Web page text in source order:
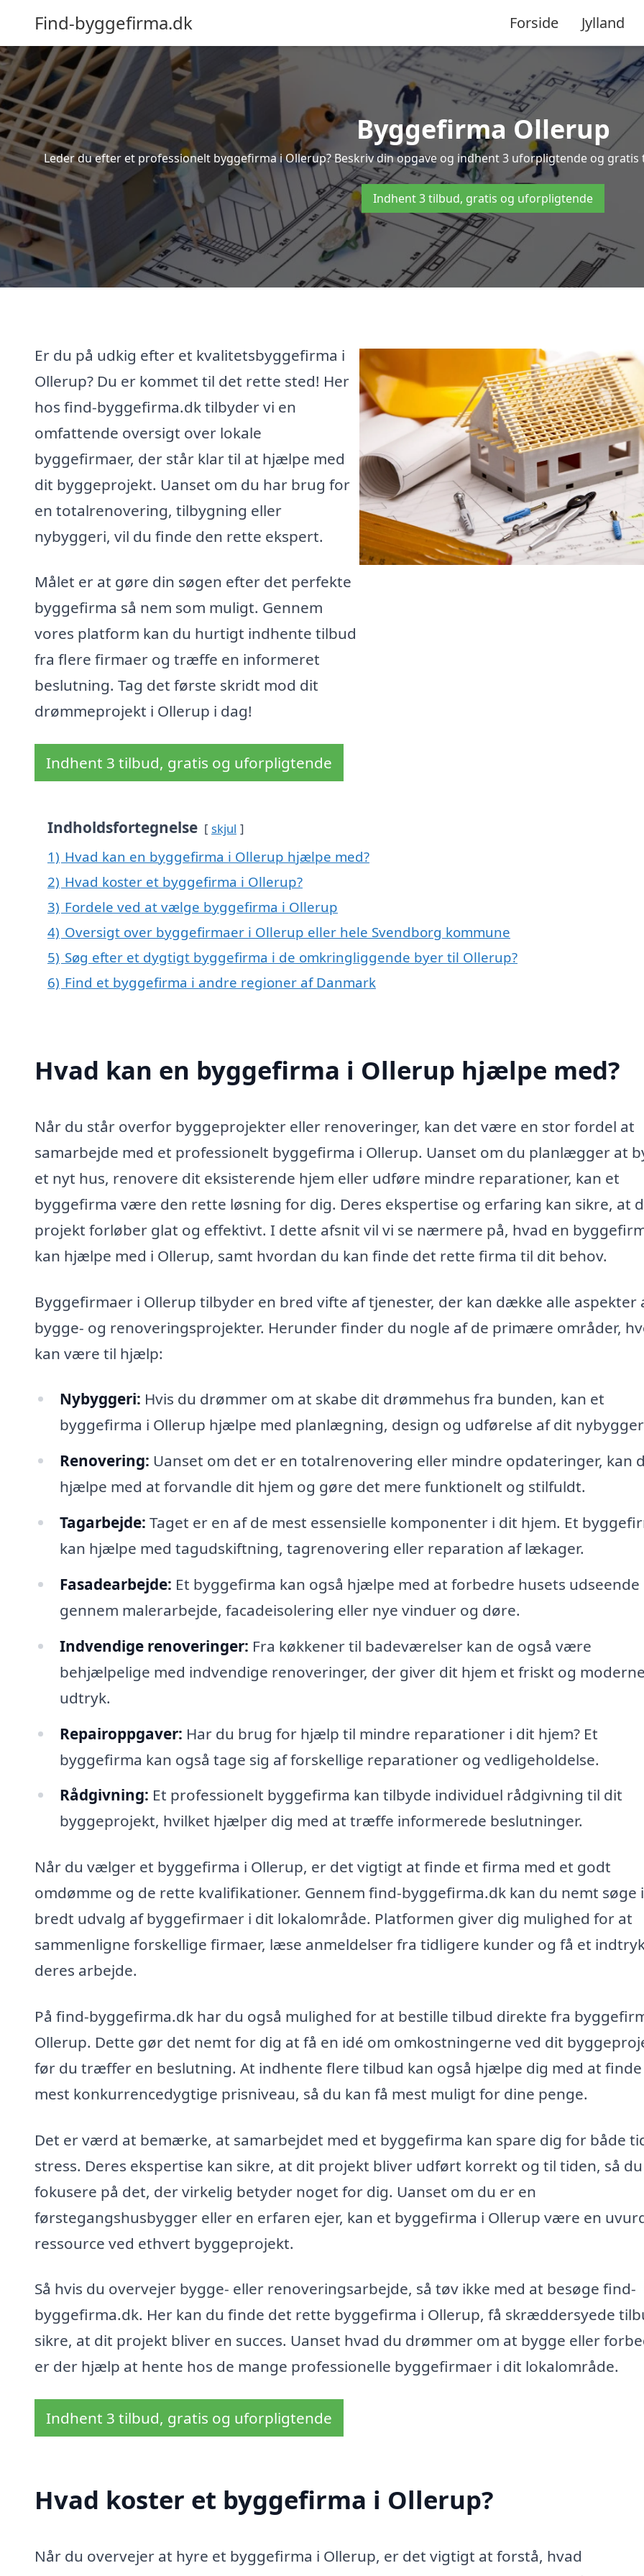
Find-byggefirma.dk Forside Jylland
Byggefirma Ollerup
Leder du efter et professionelt byggefirma i Ollerup? Beskriv din opgave og indhent 3 uforpligtende og
Indhent 3 tilbud, gratis og uforpligtende
Er du på udkig efter et kvalitetsbyggefirma i
Ollerup? Du er kommet til det rette sted! Her
hos find-byggefirma.dk tilbyder vi en
omfattende oversigt over lokale
byggefirmaer, der står klar til at hjælpe med
dit byggeprojekt. Uanset om du har brug for
en totalrenovering, tilbygning eller
nybyggeri, vil du finde den rette ekspert.
Målet er at gøre din søgen efter det perfekte
byggefirma så nem som muligt. Gennem
vores platform kan du hurtigt indhente tilbud
fra flere firmaer og træffe en informeret
beslutning. Tag det første skridt mod dit
drømmeprojekt i Ollerup i dag!
Indhent 3 tilbud, gratis og uforpligtende
Indholdsfortegnelse skjul
1) Hvad kan en byggefirma i Ollerup hjælpe med?
2) Hvad koster et byggefirma i Ollerup?
3) Fordele ved at vælge byggefirma i Ollerup
4) Oversigt over byggefirmaer i Ollerup eller hele Svendborg kommune
5) Søg efter et dygtigt byggefirma i de omkringliggende byer til Ollerup?
6) Find et byggefirma i andre regioner af Danmark
Hvad kan en byggefirma i Ollerup hjælpe med?
Når du står overfor byggeprojekter eller renoveringer, kan det være en stor fordel at
samarbejde med et professionelt byggefirma i Ollerup. Uanset om du planlægger at
et nyt hus, renovere dit eksisterende hjem eller udføre mindre reparationer, kan et
byggefirma være den rette løsning for dig. Deres ekspertise og erfaring kan sikre, at
projekt forløber glat og effektivt. I dette afsnit vil vi se nærmere på, hvad en
kan hjælpe med i Ollerup, samt hvordan du kan finde det rette firma til dit behov.
Byggefirmaer i Ollerup tilbyder en bred vifte af tjenester, der kan dække alle aspekter
bygge- og renoveringsprojekter. Herunder finder du nogle af de primære områder,
kan være til hjælp:
Nybyggeri: Hvis du drømmer om at skabe dit drømmehus fra bunden, kan et
byggefirma i Ollerup hjælpe med planlægning, design og udførelse af dit
Renovering: Uanset om det er en totalrenovering eller mindre opdateringer, kan
hjælpe med at forvandle dit hjem og gøre det mere funktionelt og stilfuldt.
Tagarbejde: Taget er en af de mest essensielle komponenter i dit hjem. Et
kan hjælpe med tagudskiftning, tagrenovering eller reparation af lækager.
Fasadearbejde: Et byggefirma kan også hjælpe med at forbedre husets udseende
gennem malerarbejde, facadeisolering eller nye vinduer og døre.
Indvendige renoveringer: Fra køkkener til badeværelser kan de også være
behjælpelige med indvendige renoveringer, der giver dit hjem et friskt og moderne
udtryk.
Repairoppgaver: Har du brug for hjælp til mindre reparationer i dit hjem? Et
byggefirma kan også tage sig af forskellige reparationer og vedligeholdelse.
Rådgivning: Et professionelt byggefirma kan tilbyde individuel rådgivning til dit
byggeprojekt, hvilket hjælper dig med at træffe informerede beslutninger.
Når du vælger et byggefirma i Ollerup, er det vigtigt at finde et firma med et godt
omdømme og de rette kvalifikationer. Gennem find-byggefirma.dk kan du nemt søge
bredt udvalg af byggefirmaer i dit lokalområde. Platformen giver dig mulighed for at
sammenligne forskellige firmaer, læse anmeldelser fra tidligere kunder og få et
deres arbejde.
På find-byggefirma.dk har du også mulighed for at bestille tilbud direkte fra
Ollerup. Dette gør det nemt for dig at få en idé om omkostningerne ved dit
før du træffer en beslutning. At indhente flere tilbud kan også hjælpe dig med at
mest konkurrencedygtige prisniveau, så du kan få mest muligt for dine penge.
Det er værd at bemærke, at samarbejdet med et byggefirma kan spare dig for både
stress. Deres ekspertise kan sikre, at dit projekt bliver udført korrekt og til tiden, så
fokusere på det, der virkelig betyder noget for dig. Uanset om du er en
førstegangshusbygger eller en erfaren ejer, kan et byggefirma i Ollerup være en
ressource ved ethvert byggeprojekt.
Så hvis du overvejer bygge- eller renoveringsarbejde, så tøv ikke med at besøge find-
byggefirma.dk. Her kan du finde det rette byggefirma i Ollerup, få skræddersyede
sikre, at dit projekt bliver en succes. Uanset hvad du drømmer om at bygge eller
er der hjælp at hente hos de mange professionelle byggefirmaer i dit lokalområde.
Indhent 3 tilbud, gratis og uforpligtende
Hvad koster et byggefirma i Ollerup?
Når du overvejer at hyre et byggefirma i Ollerup, er det vigtigt at forstå, hvad